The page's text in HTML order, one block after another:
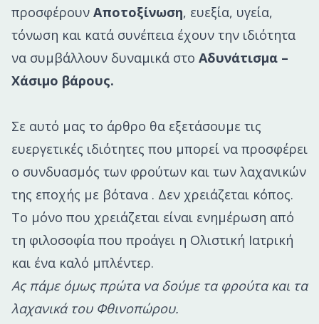
προσφέρουν Αποτοξίνωση, ευεξία, υγεία,
τόνωση και κατά συνέπεια έχουν την ιδιότητα
να συμβάλλουν δυναμικά στο Αδυνάτισμα –
Χάσιμο βάρους.
Σε αυτό μας το άρθρο θα εξετάσουμε τις
ευεργετικές ιδιότητες που μπορεί να προσφέρει
ο συνδυασμός των φρούτων και των λαχανικών
της εποχής με βότανα . Δεν χρειάζεται κόπος.
Το μόνο που χρειάζεται είναι ενημέρωση από
τη φιλοσοφία που προάγει η Ολιστική Ιατρική
και ένα καλό μπλέντερ.
Ας πάμε όμως πρώτα να δούμε τα φρούτα και τα
λαχανικά του Φθινοπώρου.